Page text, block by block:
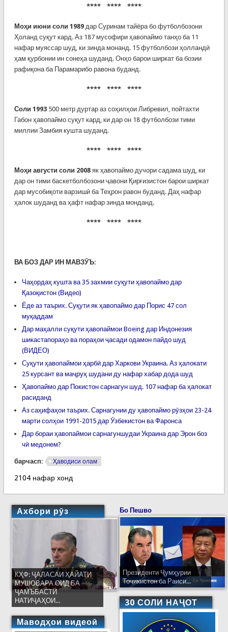
**** **** ****
Моҳи июни соли 1989дар Суринам тайёра бо футболбозони
Ҳоланд суқут кард. Аз 187 мусофири ҳавопаймо танҳо ба 11
нафар муяссар шуд, ки зинда монанд. 15 футболбози ҳолландӣ
ҳам қурбонии ин сонеҳа шуданд. Онҳо барои ширкат ба бозии
рафиқона ба Парамарибо равона буданд.
**** **** ****
Соли 1993500 метр дуртар аз соҳилҳои Либревил, пойтахти
Габон ҳавопаймо суқут кард, ки дар он 18 футболбози тими
миллии Замбия кушта шуданд.
**** **** ****
Моҳи августи соли 2008як ҳавопаймо дучори садама шуд, ки
дар он тими баскетболбозони ҷавони Қирғизистон барои ширкат
дар мусобиқоти варзишӣ ба Теҳрон равон буданд. Даҳ нафар
ҳалок шуданд ва ҳафт нафар зинда монданд.
**** **** ****
ВА БОЗ ДАР ИН МАВЗӮЪ:
Чаҳордаҳ кушта ва 35 захмии суқути ҳавопаймо дар
Қазоқистон (Видео)
Ёде аз таърих. Суқути як ҳавопаймо дар Порис 47 сол
муқаддам
Дар маҳалли суқути ҳавопаймои Boeing дар Индонезия
шикастапораҳо ва пораҳои ҷасади одамон пайдо шуд
(ВИДЕО)
Суқути ҳавопаймои ҳарбӣ дар Харкови Украина. Аз ҳалокати
25 курсант ва маҷруҳ шудани ду нафар хабар дода шуд
Ҳавопаймо дар Покистон сарнагун шуд. 107 нафар ба ҳалокат
расиданд
Аз саҳифаҳои таърих. Сарнагунии ду ҳавопаймо рӯзҳои 23-24
марти солҳои 1991-2015 дар Ӯзбекистон ва Фаронса
Дар бораи ҳавопаймои сарнагуншудаи Украина дар Эрон боз
чӣ медонем?
барчасп: Ҳаводиси олам
2104 нафар хонд
Ахбори рӯз
КҲФ: ҶАЛАСАИ ҲАЙАТИ
МУШОВАРА ОИД БА
ҶАМЪБАСТИ
НАТИҶАҲОИ...
Маводҳои видеоӣ
Бо Пешво
Президенти Ҷумҳурии
Тоҷикистон ба Раиси...
30 СОЛИ НАҶОТ